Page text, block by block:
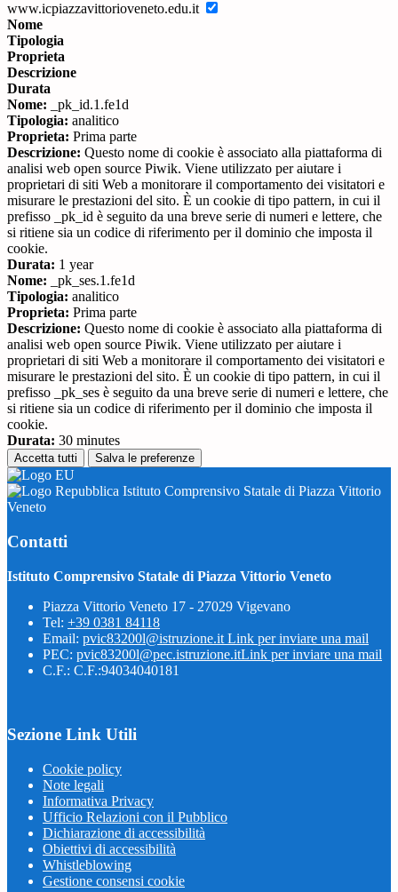
www.icpiazzavittorioveneto.edu.it
Nome
Tipologia
Proprieta
Descrizione
Durata
Nome: _pk_id.1.fe1d
Tipologia: analitico
Proprieta: Prima parte
Descrizione: Questo nome di cookie è associato alla piattaforma di
analisi web open source Piwik. Viene utilizzato per aiutare i
proprietari di siti Web a monitorare il comportamento dei visitatori e
misurare le prestazioni del sito. È un cookie di tipo pattern, in cui il
prefisso _pk_id è seguito da una breve serie di numeri e lettere, che
si ritiene sia un codice di riferimento per il dominio che imposta il
cookie.
Durata: 1 year
Nome: _pk_ses.1.fe1d
Tipologia: analitico
Proprieta: Prima parte
Descrizione: Questo nome di cookie è associato alla piattaforma di
analisi web open source Piwik. Viene utilizzato per aiutare i
proprietari di siti Web a monitorare il comportamento dei visitatori e
misurare le prestazioni del sito. È un cookie di tipo pattern, in cui il
prefisso _pk_ses è seguito da una breve serie di numeri e lettere, che
si ritiene sia un codice di riferimento per il dominio che imposta il
cookie.
Durata: 30 minutes
Accetta tutti Salva le preferenze
Istituto Comprensivo Statale di Piazza Vittorio
Veneto
Contatti
Istituto Comprensivo Statale di Piazza Vittorio Veneto
Piazza Vittorio Veneto 17 - 27029 Vigevano
Tel: +39 0381 84118
Email: pvic83200l@istruzione.it Link per inviare una mail
PEC: pvic83200l@pec.istruzione.itLink per inviare una mail
C.F.: C.F.:94034040181
Sezione Link Utili
Cookie policy
Note legali
Informativa Privacy
Ufficio Relazioni con il Pubblico
Dichiarazione di accessibilità
Obiettivi di accessibilità
Whistleblowing
Gestione consensi cookie